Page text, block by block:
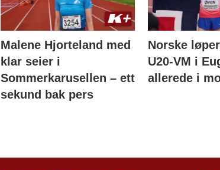
Malene Hjorteland med
klar seier i
Sommerkarusellen – ett
sekund bak pers
Norske
U20-VM i
allerede i